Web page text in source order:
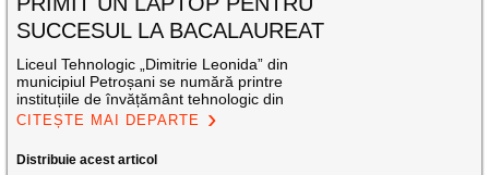
SUCCESUL LA BACALAUREAT
Liceul Tehnologic „Dimitrie Leonida” din
municipiul Petroșani se numără printre
instituțiile de învățământ tehnologic din
CITEȘTE MAI DEPARTE
Distribuie acest articol